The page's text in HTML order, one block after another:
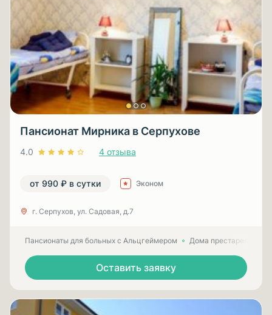
Пансионат Мирника в Серпухове
4.0 4 отзыва
от 990 ₽ в сутки Эконом
г. Серпухов, ул. Садовая, д.7
Пансионаты для больных с Альцгеймером Дома престарелых
Оставить заявку